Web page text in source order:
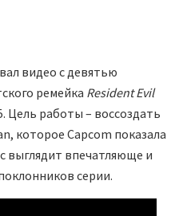
видео с девятью
ремейка Resident Evil
Цель работы – воссоздать
которое Capcom показала
выглядит впечатляюще и
серии.